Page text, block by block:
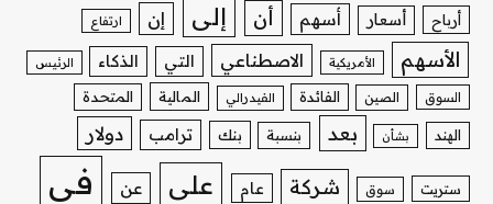
أرباح أسعار أسهم أن إلى إن ارتفاع
الأسهم الأمريكية الاصطناعي التي الذكاء الرئيس
السوق الصين الفائدة الفيدرالي المالية المتحدة
الهند بشأن بعد بنسبة بنك ترامب دولار
ستريت سوق شركة عام على عن في